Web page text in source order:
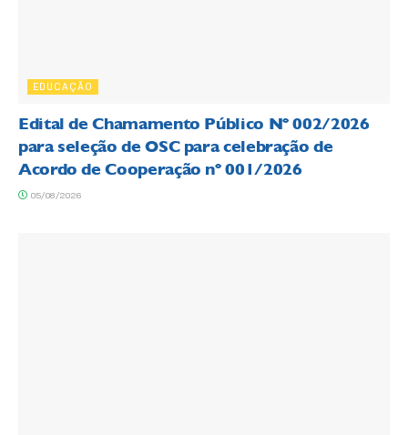
EDUCAÇÃO
Edital de Chamamento Público Nº 002/2026
para seleção de OSC para celebração de
Acordo de Cooperação nº 001/2026
05/08/2026